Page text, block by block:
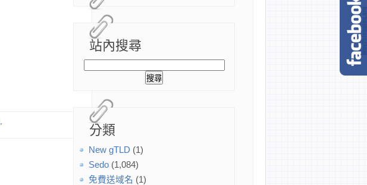
站內搜尋
分類
New gTLD (1)
Sedo (1,084)
免費送域名 (1)
,